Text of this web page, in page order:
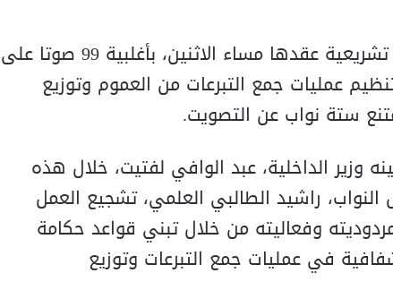
صادق مجلس النواب، خلال جلسة تشريعية عقدها مساء الاثنين، بأغلبية 99 صوتا على
رقم 18.18 يتعلق بتنظيم عمليات جمع التبرعات من العموم وتوزيع
ستة نواب عن التصويت.
وزير الداخلية، عبد الوافي لفتيت، خلال هذه
راشيد الطالبي العلمي، تشجيع العمل
وفعاليته من خلال تبني قواعد حكامة
في عمليات جمع التبرعات وتوزيع